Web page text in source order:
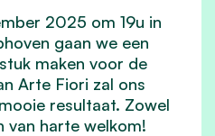
2025 om 19u in
gaan we een
maken voor de
Arte Fiori zal ons
resultaat. Zowel
van harte welkom!